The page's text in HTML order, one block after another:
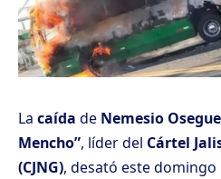
La caída de Nemesio
Mencho”, líder del Cártel
(CJNG), desató este domingo